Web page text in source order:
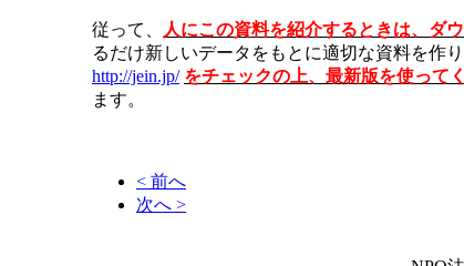
従って、 人にこの資料を紹介するときは、ダ
るだけ新しいデータをもとに適切な資料を作
http://jein.jp/ をチェックの上、最新版を使って
ます。
< 前へ
次へ >